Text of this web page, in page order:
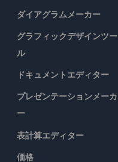
ダイアグラムメーカー
グラフィックデザインツー
ル
ドキュメントエディター
プレゼンテーションメーカ
ー
表計算エディター
価格